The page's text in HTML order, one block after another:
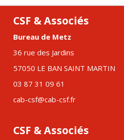
CSF & Associés
Bureau de Metz
36 rue des Jardins
57050 LE BAN SAINT MARTIN
03 87 31 09 61
cab-csf@cab-csf.fr
CSF & Associés